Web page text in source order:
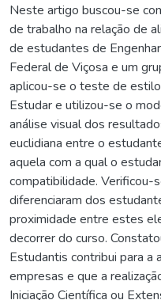
Neste artigo buscou-se
de trabalho na relação de
de estudantes de
Federal de Viçosa e um
aplicou-se o teste de
Estudar e utilizou-se o
análise visual dos
euclidiana entre o
aquela com a qual o
compatibilidade. Verificou-
diferenciaram dos
proximidade entre estes
decorrer do curso.
Estudantis contribui para a
empresas e que a
Iniciação Científica ou